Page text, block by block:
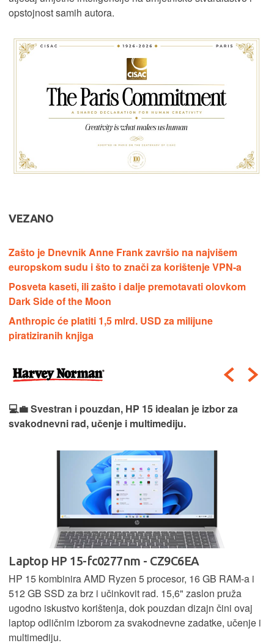
opstojnost samih autora.
VEZANO
Zašto je Dnevnik Anne Frank završio na najvišem
europskom sudu i što to znači za korištenje VPN-a
Posveta kaseti, ili zašto i dalje premotavati olovkom
Dark Side of the Moon
Anthropic će platiti 1,5 mlrd. USD za milijune
piratiziranih knjiga
💻💼 Svestran i pouzdan, HP 15 idealan je izbor za
svakodnevni rad, učenje i multimediju.
Laptop HP 15-fc0277nm - CZ9C6EA
HP 15 kombinira AMD Ryzen 5 procesor, 16 GB RAM-a i
512 GB SSD za brz i učinkovit rad. 15,6" zaslon pruža
ugodno iskustvo korištenja, dok pouzdan dizajn čini ovaj
laptop odličnim izborom za svakodnevne zadatke, učenje i
multimediju.